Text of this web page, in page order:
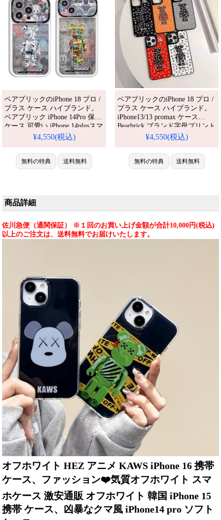
ーケース
ベアブリックのiPhone 18 プロ /
プラス ケース ハイブランド。
ベアブリック iPhone 14Pro 保護
ケース 可愛い iPhone 14plusスマ
ホケース アニメ風 Bearbrick ア
ケース TPU アイフォン
12pro/12promaxケース オシャ
レ。芸能人も愛用する人気アイ
¥4,550(税込)
無料の特典 送料無料
ベアブリックのiPhone 18 プロ /
プラス ケース ハイブランド。
iPhone13/13 promax ケース
Bearbrick ブランド字母プリント
アイフォーン12/12 promax 3D立
11Promax シリコンケース 耐衝
撃性 ベアブリック iPhone x/xs保
護ケース アニメ風。芸能人も愛
¥4,550(税込)
無料の特典 送料無料
商品詳細
佐川急便（通関保証） ※１回のお買い上げ金額が合計10,000円(税込)
以上のご注文は、送料無料でお届けいたします。
オフホワイト HEZ アニメ KAWS iPhone 16 携帯
ケース、ファッション❤️気質オフホワイト スマ
ホケース 激安通販 オフホワイト 韓国 iPhone 15
携帯 ケース、凶暴なクマ風 iPhone14 pro ソフト